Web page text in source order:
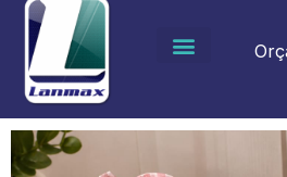
para
conteúdo